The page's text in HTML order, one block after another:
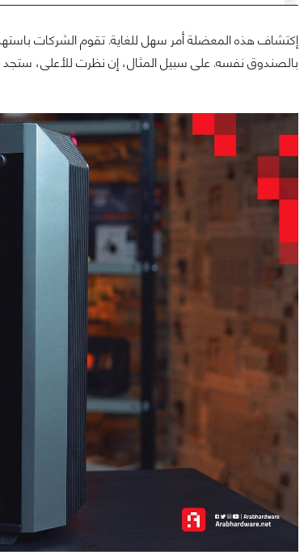
إكتشاف هذه المعضلة أمر سهل للغاية. تقوم الشركات
بالصندوق نفسه. على سبيل المثال، إن نظرت للأعلى،